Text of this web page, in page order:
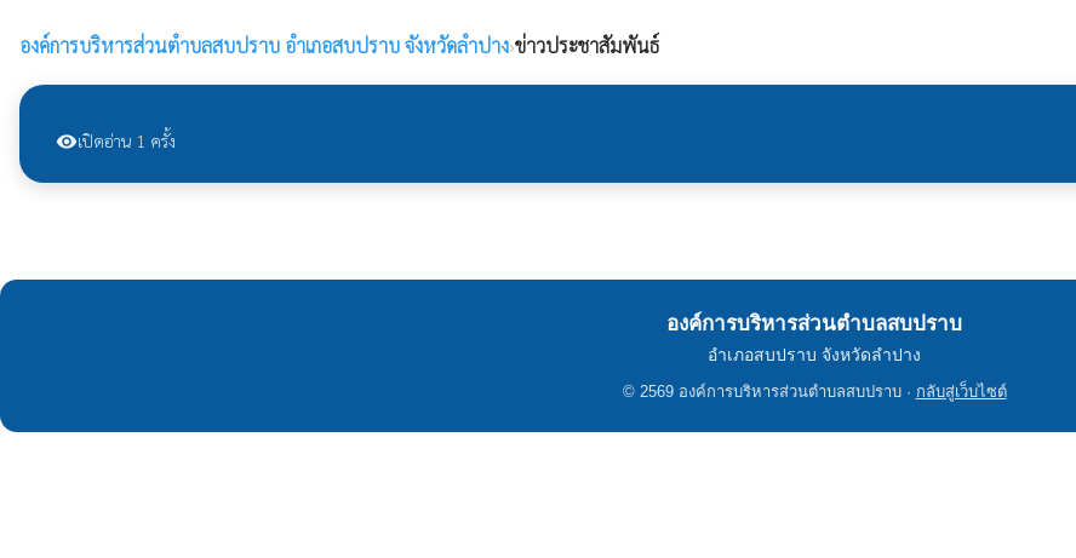
องค์การบริหารส่วนตำบลสบปราบ อำเภอสบปราบ จังหวัดลำปาง›ข่าวประชาสัมพันธ์
visibilityเปิดอ่าน 1 ครั้ง
องค์การบริหารส่วนตำบลสบปราบ
อำเภอสบปราบ จังหวัดลำปาง
© 2569 องค์การบริหารส่วนตำบลสบปราบ · กลับสู่เว็บไซต์